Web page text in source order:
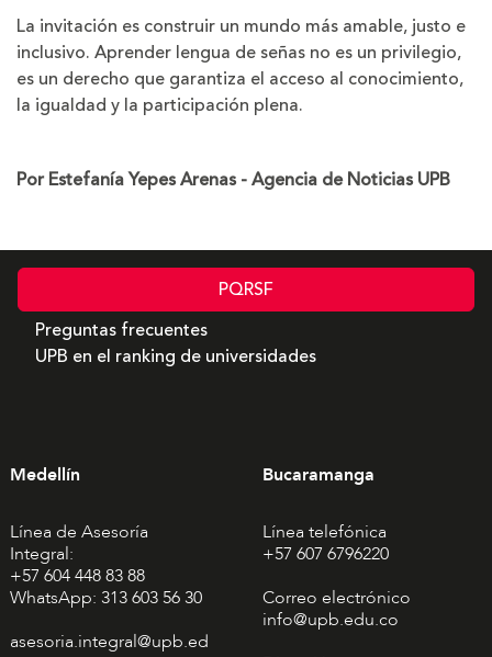
La invitación es construir un mundo más amable, justo e
inclusivo. Aprender lengua de señas no es un privilegio,
es un derecho que garantiza el acceso al conocimiento,
la igualdad y la participación plena.
Por Estefanía Yepes Arenas - Agencia de Noticias UPB
PQRSF
Preguntas frecuentes
UPB en el ranking de universidades
Medellín
Línea de Asesoría
Integral:
+57 604 448 83 88
WhatsApp: 313 603 56 30
asesoria.integral@upb.ed
Bucaramanga
Línea telefónica
+57 607 6796220
Correo electrónico
info@upb.edu.co